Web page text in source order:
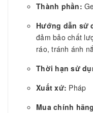
Thành phần:
Hướng dẫn sử
đảm bảo chất
ráo, tránh ánh
Thời hạn sử
Xuất xứ: Pháp
Mua chính